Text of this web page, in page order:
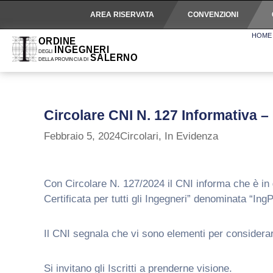
AREA RISERVATA CONVENZIONI
HOME
Circolare CNI N. 127 Informativa
Febbraio 5, 2024Circolari, In Evidenza
Con Circolare N. 127/2024 il CNI informa che è
Certificata per tutti gli Ingegneri” denominata
Il CNI segnala che vi sono elementi per
Si invitano gli Iscritti a prenderne visione.